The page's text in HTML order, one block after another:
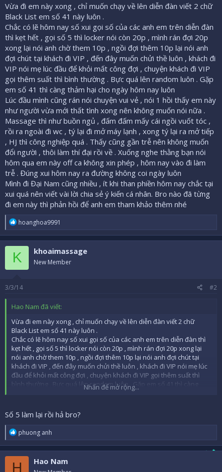
u
Vừa đi em này xong , chỉ muốn chạy về lên diễn đàn viết 2 chữ
Black List em số 41 này luôn .
Chắc có lẽ hôm nay số xui gọi số của các anh em trên diễn đàn
thì kẹt hết , gọi số 5 thì locker nói còn 20p , mình rán đợi 20p
xong lại nói anh chờ them 10p , ngồi đợi thêm 10p lại nói anh
đợi chút tại khách đi VIP , đến đây muốn chửi thề luôn , khách đi
VIP nói mẹ lúc đầu để khỏi mất công đợi , chuyện khách đi VIP
gọi thêm suất thì bình thường . Bực quá lên random luôn . Gặp
em số 41 thì càng thảm hại cho ngày hôm nay luôn
Lúc đầu mình cũng rán nói chuyện vui vẻ , nói 1 hồi thấy em này
như người vừa mới thất tình xong nên không muốn nói nữa .
Massage thì như buồn ngủ , đấm đấm mấy cái ngồi vuốt tóc ,
rồi ra ngoài đi wc , tý lại đi mở máy lạnh , xong tý lại ra mở tiếp
, HJ thì công nghiệp quá . Thấy cũng gần trễ nên không muốn
đổi người , thôi làm thí đại rồi về . Xuống nghe thằng bạn nói
hôm qua em này off ca không xin phép , hôm nay vào đi làm
trễ . Đúng xui hôm nay ra đường không coi ngày luôn
Mình đi Đại Nam cũng nhiều , ít khi than phiền hôm nay chắc tại
xui quá nên viết vài lời chia sẻ ý kiến cá nhân. Bro nào đã từng
đi em này thì phản hồi để anh em tham khảo thêm nhé
R
e
a
c
t
i
o
s
hoanghoa9991
K khoaimassage
New Member
3/3/14 #2
Hao Nam đã viết:
Vừa đi em này xong , chỉ muốn chạy về lên diễn đàn viết 2 chữ
Black List em số 41 này luôn .
Chắc có lẽ hôm nay số xui gọi số của các anh em trên diễn đàn thì
kẹt hết , gọi số 5 thì locker nói còn 20p , mình rán đợi 20p xong lại
nói anh chờ them 10p , ngồi đợi thêm 10p lại nói anh đợi chút tại
khách đi VIP , đến đây muốn chửi thề luôn , khách đi VIP nói mẹ lúc
đầu để khỏi mất công đợi , chuyện khách đi VIP gọi thêm suất thì
bình thường . Bực quá lên random luôn . Gặp em số 41 thì càng
như người vừa mới thất tình xong nên không muốn nói nữa .
Massage thì như buồn ngủ , đấm đấm mấy cái ngồi vuốt tóc , rồi ra
ngoài đi wc , tý lại đi mở máy lạnh , xong tý lại ra mở tiếp , HJ thì công
nghiệp quá . Thấy cũng gần trễ nên không muốn đổi người , thôi
làm thí đại rồi về . Xuống nghe thằng bạn nói hôm qua em này off
ca không xin phép , hôm nay vào đi làm trễ . Đúng xui hôm nay ra
đường không coi ngày luôn
Nhấn để mở rộng...
Số 5 làm lại rồi hả bro?
R
e
a
c
phuong anh
H Hao Nam